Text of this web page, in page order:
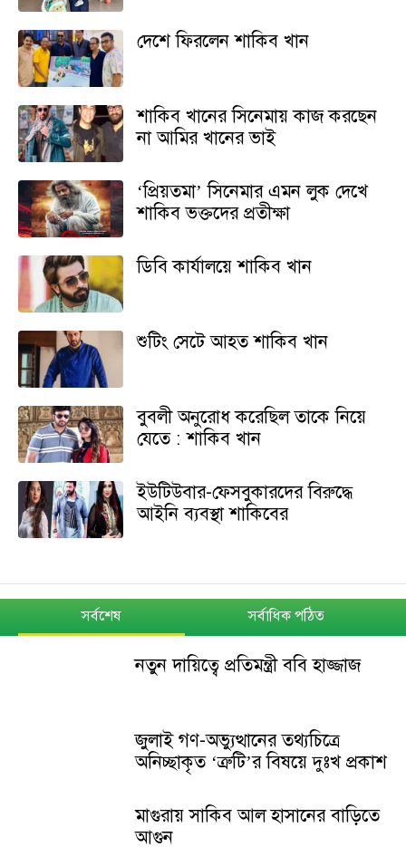
দেশে ফিরলেন শাকিব খান
শাকিব খানের সিনেমায় কাজ করছেন
না আমির খানের ভাই
‘প্রিয়তমা’ সিনেমার এমন লুক দেখে
শাকিব ভক্তদের প্রতীক্ষা
ডিবি কার্যালয়ে শাকিব খান
শুটিং সেটে আহত শাকিব খান
বুবলী অনুরোধ করেছিল তাকে নিয়ে
যেতে : শাকিব খান
ইউটিউবার-ফেসবুকারদের বিরুদ্ধে
আইনি ব্যবস্থা শাকিবের
সর্বশেষ সর্বাধিক পঠিত
নতুন দায়িত্বে প্রতিমন্ত্রী ববি হাজ্জাজ
জুলাই গণ-অভ্যুত্থানের তথ্যচিত্রে
অনিচ্ছাকৃত ‘ত্রুটি’র বিষয়ে দুঃখ প্রকাশ
মাগুরায় সাকিব আল হাসানের বাড়িতে
আগুন